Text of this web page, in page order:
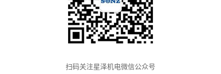
扫码关注星泽机电微信公众号